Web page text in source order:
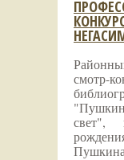
свет",
Пушкина